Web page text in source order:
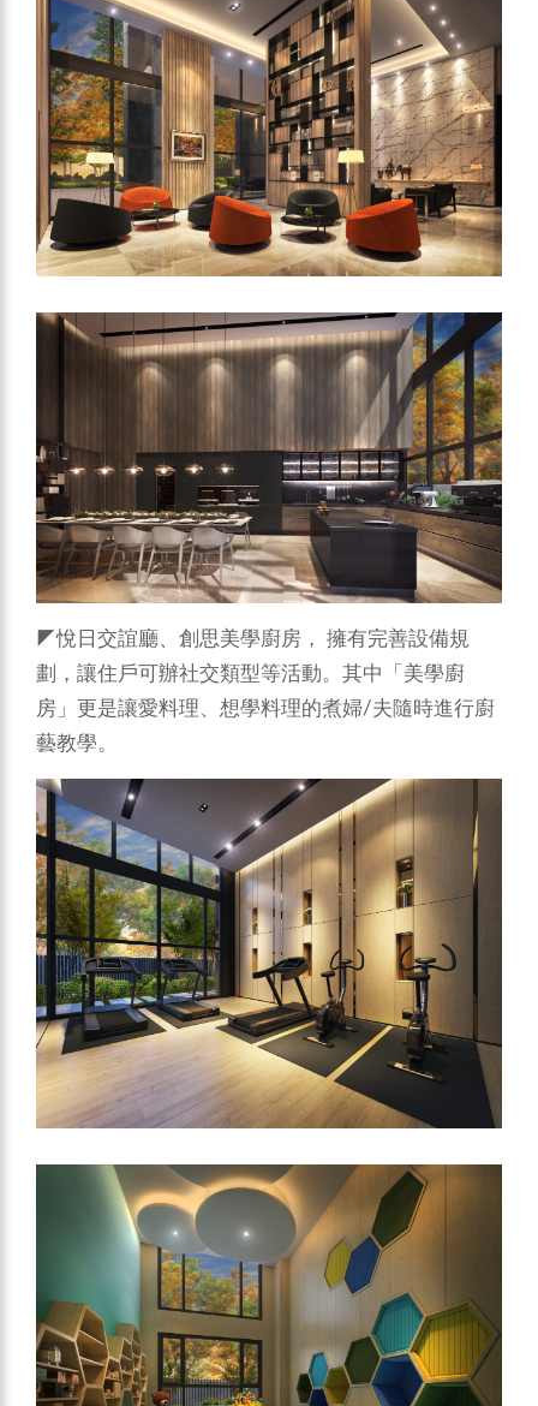
◤悅日交誼廳、創思美學廚房， 擁有完善設備規
劃，讓住戶可辦社交類型等活動。其中「美學廚
房」更是讓愛料理、想學料理的煮婦/夫隨時進行廚
藝教學。